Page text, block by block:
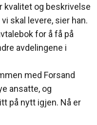
kvalitet og beskrivelse
skal levere, sier han.
for å få på
avdelingene i
med Forsand
ansatte, og
på nytt igjen. Nå er